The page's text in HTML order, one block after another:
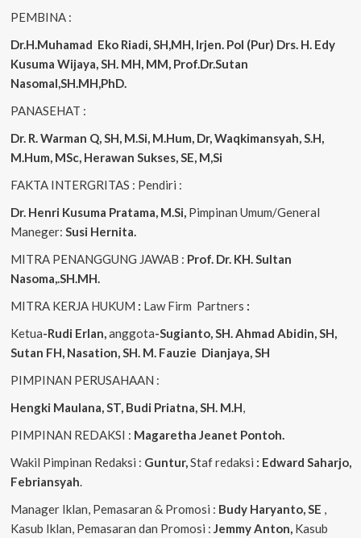
PEMBINA :
Dr.H.Muhamad Eko Riadi, SH,MH, Irjen. Pol (Pur) Drs. H. Edy
Kusuma Wijaya, SH. MH, MM, Prof.Dr.Sutan
Nasomal,SH.MH,PhD.
PANASEHAT :
Dr. R. Warman Q, SH, M.Si, M.Hum, Dr, Waqkimansyah, S.H,
M.Hum, MSc, Herawan Sukses, SE, M,Si
FAKTA INTERGRITAS : Pendiri :
Dr. Henri Kusuma Pratama, M.Si, Pimpinan Umum/General
Maneger: Susi Hernita.
MITRA PENANGGUNG JAWAB : Prof. Dr. KH. Sultan
Nasoma,.SH.MH.
MITRA KERJA HUKUM : Law Firm Partners :
Ketua-Rudi Erlan,anggota-Sugianto, SH. Ahmad Abidin, SH,
Sutan FH, Nasation, SH. M. Fauzie Dianjaya, SH
PIMPINAN PERUSAHAAN :
Hengki Maulana, ST, Budi Priatna, SH. M.H,
PIMPINAN REDAKSI : Magaretha Jeanet Pontoh.
Wakil Pimpinan Redaksi : Guntur,Staf redaksi : Edward Saharjo,
Febriansyah.
Manager Iklan, Pemasaran & Promosi : Budy Haryanto, SE ,
Kasub Iklan, Pemasaran dan Promosi : Jemmy Anton, Kasub